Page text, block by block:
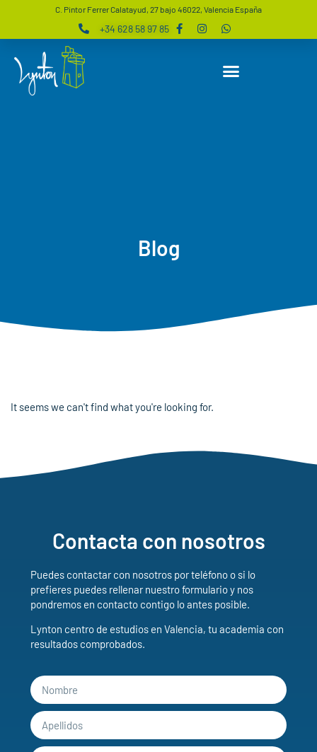
C. Pintor Ferrer Calatayud, 27 bajo 46022, Valencia España
+34 628 58 97 85
Blog
It seems we can't find what you're looking for.
Contacta con nosotros
Puedes contactar con nosotros por teléfono o si lo
prefieres puedes rellenar nuestro formulario y nos
pondremos en contacto contigo lo antes posible.
Lynton centro de estudios en Valencia, tu academia con
resultados comprobados.